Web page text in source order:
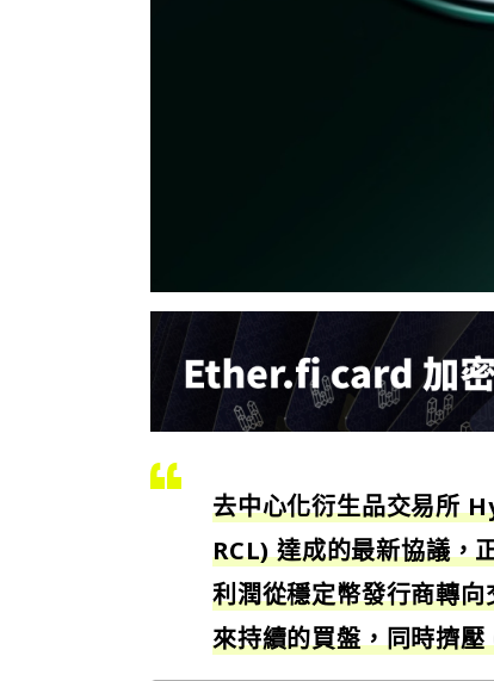
去中心化衍生品交易所
RCL) 達成的最新協議，
利潤從穩定幣發行商轉
來持續的買盤，同時擠